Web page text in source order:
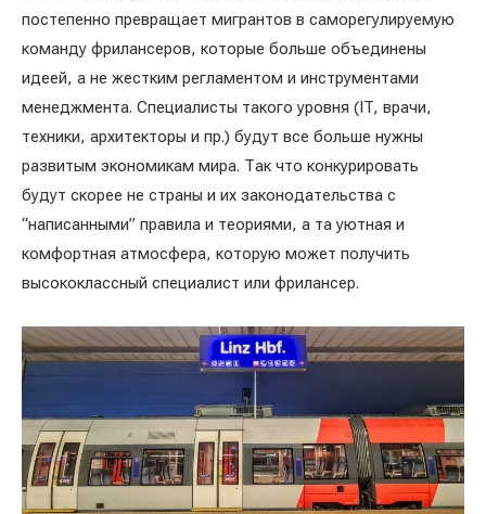
постепенно превращает мигрантов в саморегулируемую
команду фрилансеров, которые больше объединены
идеей, а не жестким регламентом и инструментами
менеджмента. Специалисты такого уровня (IT, врачи,
техники, архитекторы и пр.) будут все больше нужны
развитым экономикам мира. Так что конкурировать
будут скорее не страны и их законодательства с
“написанными” правила и теориями, а та уютная и
комфортная атмосфера, которую может получить
высококлассный специалист или фрилансер.